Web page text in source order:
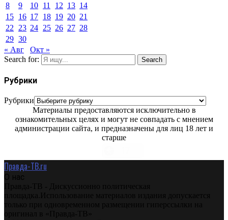
8
9 10 11 12 13 14
15 16 17 18 19 20 21
22
23 24 25 26 27 28
29 30
« Авг
Окт »
Search for:
Search
Рубрики
Рубрики
Материалы предоставляются исключительно в
ознакомительных целях и могут не совпадать с мнением
администрации сайта, и предназначены для лиц 18 лет и
старше
Правда-ТВ.ru
О нас
Правда-ТВ - Дискуссионно политическая
площадка.Использование материалов издания допускается
только при одновременном размещении гиперссылки на
оригинал в «Правда-ТВ»